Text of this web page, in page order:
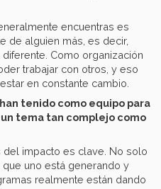
encuentras es
de alguien más, es decir,
Como organización
trabajar con otros, y eso
en constante cambio.
tenido como equipo para
un tema tan complejo como
del impacto es clave. No solo
uno está generando y
realmente están dando